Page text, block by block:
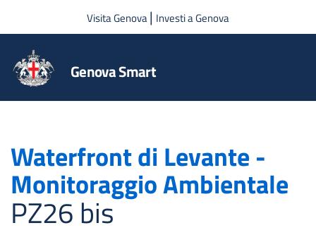
Salta al contenuto principale
Visita Genova| Investi a Genova
Genova Smart
Waterfront di Levante -
Monitoraggio Ambientale
PZ26 bis